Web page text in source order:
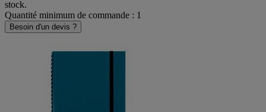
stock.
Quantité minimum de commande : 1
Besoin d'un devis ?